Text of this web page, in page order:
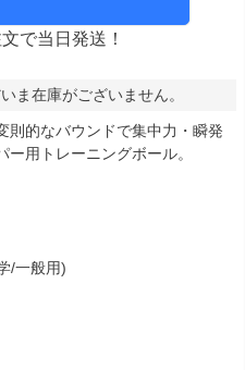
で当日発送！
ま在庫がございません。
則的なバウンドで集中力・瞬発
用トレーニングボール。
/一般用)